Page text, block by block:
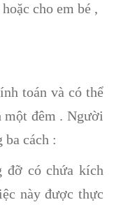
cho em bé ,
toán và có thể
một đêm . Người
ba cách :
đỡ có chứa kích
này được thực